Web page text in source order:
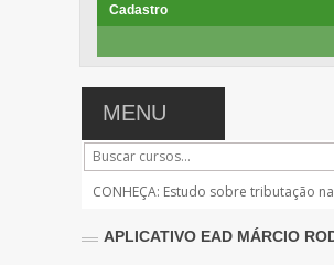
Cadastro
MENU
CONHEÇA: Estudo sobre tributação na
APLICATIVO EAD MÁRCIO